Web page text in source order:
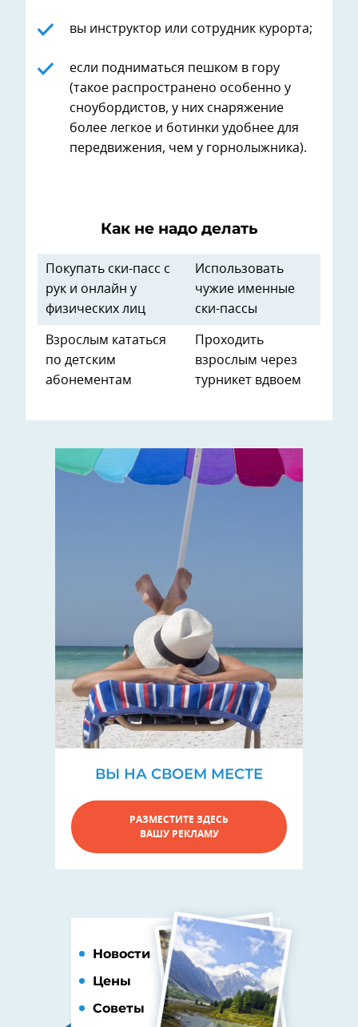
вы инструктор или сотрудник курорта;
если подниматься пешком в гору
(такое распространено особенно у
сноубордистов, у них снаряжение
более легкое и ботинки удобнее для
передвижения, чем у горнолыжника).
Как не надо делать
Покупать ски-пасс с
рук и онлайн у
физических лиц
Использовать
чужие именные
ски-пассы
Взрослым кататься
по детским
абонементам
Проходить
взрослым через
турникет вдвоем
ВЫ НА СВОЕМ МЕСТЕ
РАЗМЕСТИТЕ ЗДЕСЬ
ВАШУ РЕКЛАМУ
Новости
Цены
Советы